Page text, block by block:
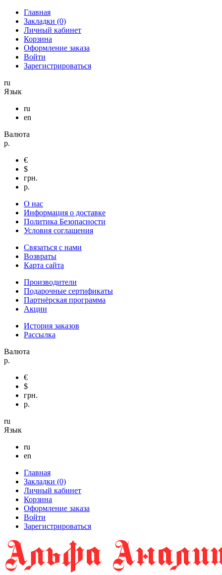
Главная
Закладки (0)
Личный кабинет
Корзина
Оформление заказа
Войти
Зарегистрироваться
ru
Язык
ru
en
Валюта
р.
€
$
грн.
р.
О нас
Информация о доставке
Политика Безопасности
Условия соглашения
Связаться с нами
Возвраты
Карта сайта
Производители
Подарочные сертификаты
Партнёрская программа
Акции
История заказов
Рассылка
Валюта
р.
€
$
грн.
р.
ru
Язык
ru
en
Главная
Закладки (0)
Личный кабинет
Корзина
Оформление заказа
Войти
Зарегистрироваться